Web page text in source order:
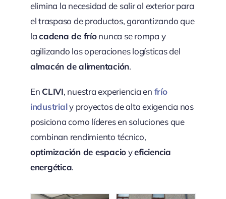
elimina la necesidad de salir al exterior para
el traspaso de productos, garantizando que
lacadena de fríonunca se rompa y
agilizando las operaciones logísticas del
almacén de alimentación.
En CLIVI, nuestra experiencia en frío
industrialy proyectos de alta exigencia nos
posiciona como líderes en soluciones que
combinan rendimiento técnico,
optimización de espacioyeficiencia
energética.